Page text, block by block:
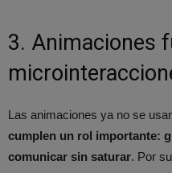
3. Animaciones
Las animaciones ya no se
cumplen un rol importante:
comunicar sin saturar. Por